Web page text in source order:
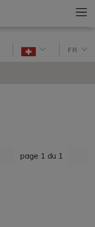
FR
page 1 du 1